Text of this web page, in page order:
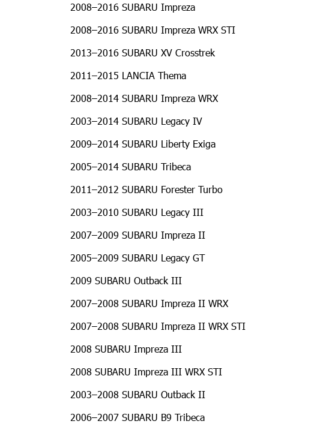
2008–2016 SUBARU Impreza
2008–2016 SUBARU Impreza WRX STI
2013–2016 SUBARU XV Crosstrek
2011–2015 LANCIA Thema
2008–2014 SUBARU Impreza WRX
2003–2014 SUBARU Legacy IV
2009–2014 SUBARU Liberty Exiga
2005–2014 SUBARU Tribeca
2011–2012 SUBARU Forester Turbo
2003–2010 SUBARU Legacy III
2007–2009 SUBARU Impreza II
2005–2009 SUBARU Legacy GT
2009 SUBARU Outback III
2007–2008 SUBARU Impreza II WRX
2007–2008 SUBARU Impreza II WRX STI
2008 SUBARU Impreza III
2008 SUBARU Impreza III WRX STI
2003–2008 SUBARU Outback II
2006–2007 SUBARU B9 Tribeca